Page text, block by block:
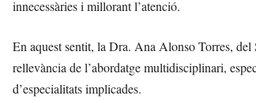
innecessàries i millorant l’atenció.
En aquest sentit, la Dra. Ana Alonso Torres,
rellevància de l’abordatge multidisciplinari,
d’especialitats implicades.